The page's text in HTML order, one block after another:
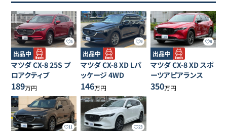
5
出品中
マツダCX-825S プ
ロアクティブ
189万円
9
出品中
マツダCX-8XD Lパ
ッケージ 4WD
146万円
8
出品中
マツダCX-8XD スポ
ーツアピアランス
350万円
11 23